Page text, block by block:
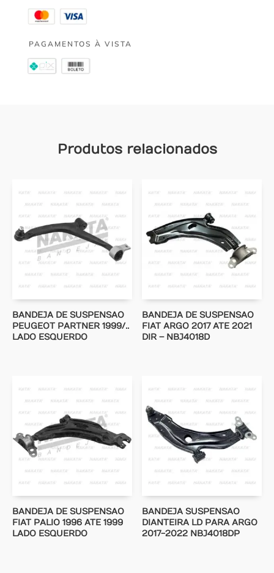
PAGAMENTOS À VISTA
Produtos relacionados
BANDEJA DE SUSPENSAO
PEUGEOT PARTNER 1999/..
LADO ESQUERDO
BANDEJA DE SUSPENSAO
FIAT ARGO 2017 ATE 2021
DIR – NBJ4018D
BANDEJA DE SUSPENSAO
FIAT PALIO 1996 ATE 1999
LADO ESQUERDO
BANDEJA SUSPENSAO
DIANTEIRA LD PARA ARGO
2017-2022 NBJ4018DP